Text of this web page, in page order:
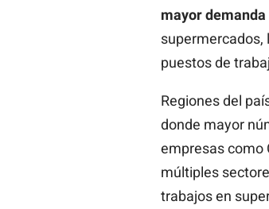
mayor
supermercados,
puestos de
Regiones del
donde mayor
empresas como
múltiples
trabajos en